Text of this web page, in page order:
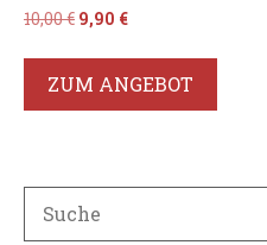
10,00€ Ursprünglicher
war:
10,00 €
9,90 €Aktueller
ist:
9,90 €.
ZUM ANGEBOT